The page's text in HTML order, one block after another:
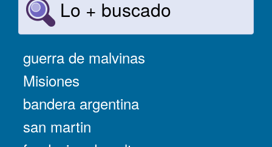
Lo + buscado
guerra de malvinas
Misiones
bandera argentina
san martin